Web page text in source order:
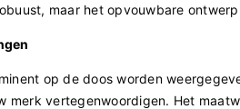
maar het opvouwbare
op de doos worden
merk vertegenwoordigen. Het